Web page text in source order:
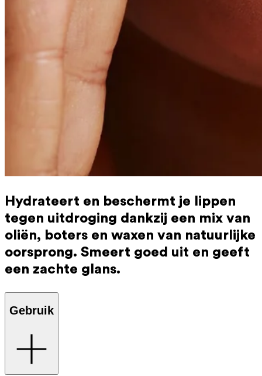
Hydrateert en beschermt je lippen
tegen uitdroging dankzij een mix van
oliën, boters en waxen van natuurlijke
oorsprong. Smeert goed uit en geeft
een zachte glans.
Gebruik